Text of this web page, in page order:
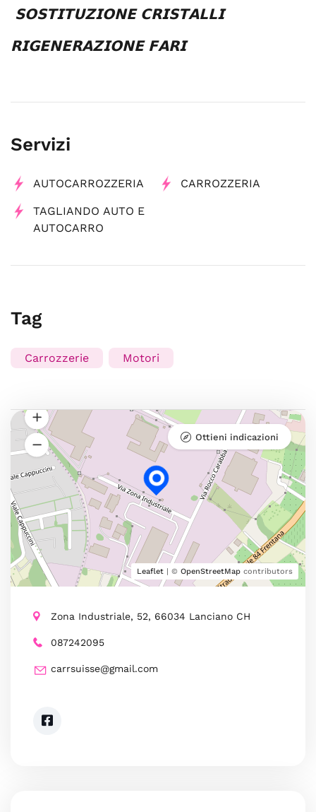
𝗦𝗢𝗦𝗧𝗜𝗧𝗨𝗭𝗜𝗢𝗡𝗘 𝗖𝗥𝗜𝗦𝗧𝗔𝗟𝗟𝗜
𝗥𝗜𝗚𝗘𝗡𝗘𝗥𝗔𝗭𝗜𝗢𝗡𝗘 𝗙𝗔𝗥𝗜
Servizi
AUTOCARROZZERIA CARROZZERIA
TAGLIANDO AUTO E
AUTOCARRO
Tag
Carrozzerie Motori
Leaflet | © OpenStreetMap contributors
Ottieni indicazioni
Zona Industriale, 52, 66034 Lanciano CH
087242095
carrsuisse@gmail.com